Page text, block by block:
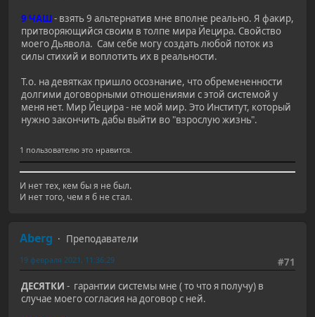
9 ЧАШ- взять 9 альтернатив мне вполне реально. Я факир,
притворяющийся своим в толпе мира Йецира. Свойство
моего Дьявола. Сам себе могу создать любой поток из
силы стихий и воплотить их в реальности.
Т.о. на девятках пришло осознание, что обремененности
долгими договорными отношениями с этой системой у
меня нет. Мир Йецира - не мой мир. Это Институт, который
нужно закончить дабы выйти во "взрослую жизнь".
1 пользователю это нравится.
И нет тех, кем бы я не был.
И нет того, чем я б не стал.
Aberg
Преподаватели
#71
19 февраля 2021, 11:36:29
ДЕСЯТКИ - гарантии системы мне ( то что я получу) в
случае моего согласия на договор с ней.